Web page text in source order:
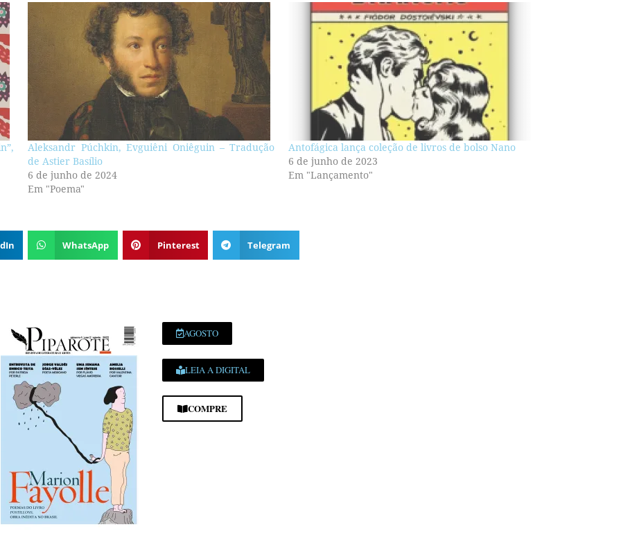
Aleksandr Púchkin, Evguiêni Oniêguin – Tradução
de Astier Basílio
6 de junho de 2024
Em "Poema"
Antofágica lança coleção de livros de bolso Nano
6 de junho de 2023
Em "Lançamento"
WhatsApp Pinterest Telegram
AGOSTO
LEIA A DIGITAL
COMPRE